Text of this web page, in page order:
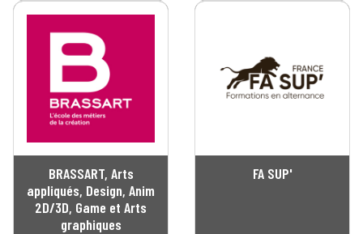
BRASSART, Arts
appliqués, Design, Anim
2D/3D, Game et Arts
graphiques
FA SUP'